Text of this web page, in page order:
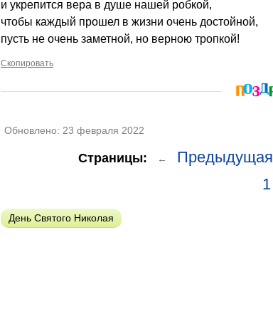
и укрепится вера в душе нашей робкой,
чтобы каждый прошел в жизни очень достойной,
пусть не очень заметной, но верною тропкой!
Скопировать
Обновлено: 23 февраля 2022
Страницы: ← Предыдущая
1
День Святого Николая